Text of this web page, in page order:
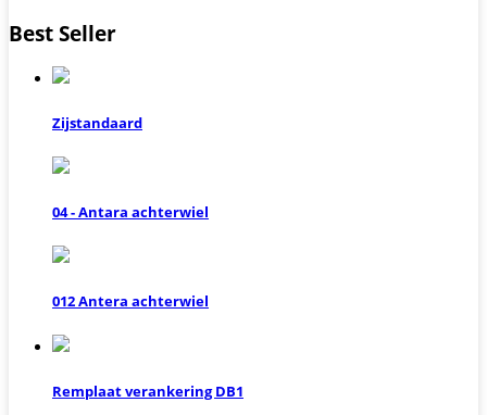
Best Seller
Zijstandaard
04 - Antara achterwiel
012 Antera achterwiel
Remplaat verankering DB1